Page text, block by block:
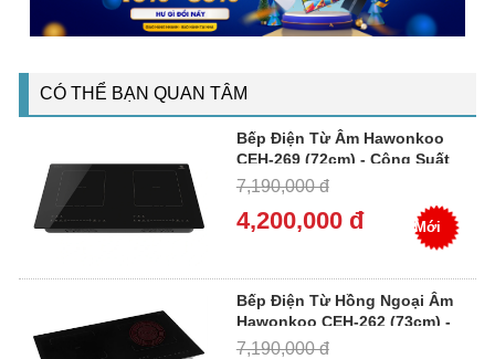
CÓ THỂ BẠN QUAN TÂM
Bếp Điện Từ Âm Hawonkoo
CEH-269 (72cm) - Công Suất
5200W, Inverter, Đôi 2 Vùng
7,190,000 đ
4,200,000 đ Mới
Bếp Điện Từ Hồng Ngoại Âm
Hawonkoo CEH-262 (73cm) -
Công Suất 4800W, Inverter,
7,190,000 đ